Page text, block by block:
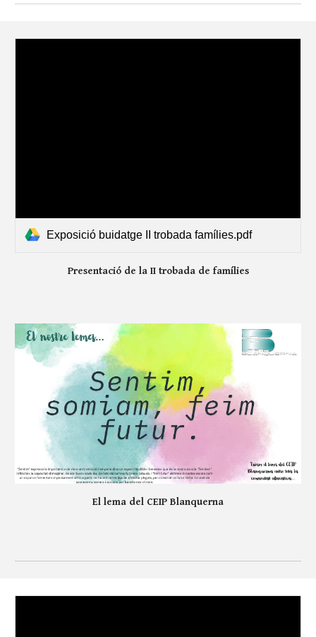
Exposició buidatge II trobada famílies.pdf
Presentació de la II trobada de famílies
El lema del CEIP Blanquerna